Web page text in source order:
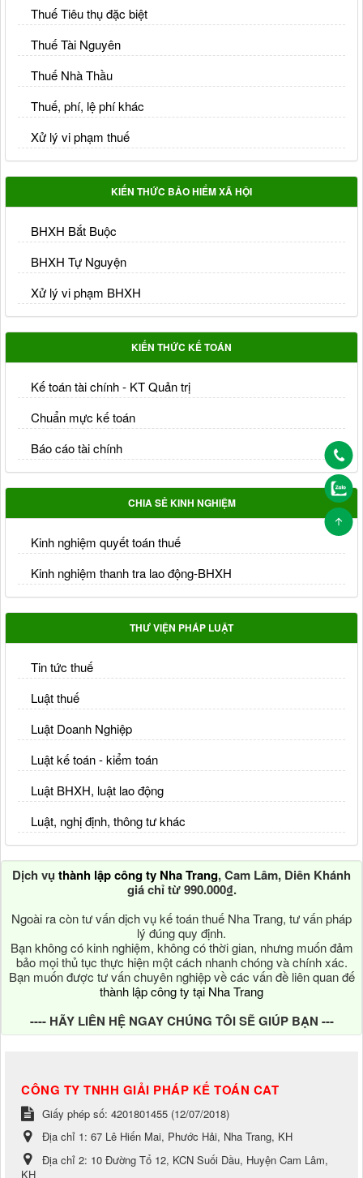
Thuế Tiêu thụ đặc biệt
Thuế Tài Nguyên
Thuế Nhà Thầu
Thuế, phí, lệ phí khác
Xử lý vi phạm thuế
KIẾN THỨC BẢO HIỂM XÃ HỘI
BHXH Bắt Buộc
BHXH Tự Nguyện
Xử lý vi phạm BHXH
KIẾN THỨC KẾ TOÁN
Kế toán tài chính - KT Quản trị
Chuẩn mực kế toán
Báo cáo tài chính
CHIA SẺ KINH NGHIỆM
Kinh nghiệm quyết toán thuế
Kinh nghiệm thanh tra lao động-BHXH
THƯ VIỆN PHÁP LUẬT
Tin tức thuế
Luật thuế
Luật Doanh Nghiệp
Luật kế toán - kiểm toán
Luật BHXH, luật lao động
Luật, nghị định, thông tư khác
Dịch vụ thành lập công ty Nha Trang, Cam Lâm, Diên Khánh
giá chỉ từ 990.000₫.
Ngoài ra còn tư vấn dịch vụ kế toán thuế Nha Trang, tư vấn pháp
lý đúng quy định.
Bạn không có kinh nghiệm, không có thời gian, nhưng muốn đảm
bảo mọi thủ tục thực hiện một cách nhanh chóng và chính xác.
Bạn muốn được tư vấn chuyên nghiệp về các vấn đề liên quan đế
thành lập công ty tại Nha Trang
---- HÃY LIÊN HỆ NGAY CHÚNG TÔI SẼ GIÚP BẠN ---
CÔNG TY TNHH GIẢI PHÁP KẾ TOÁN CAT
Giấy phép số: 4201801455 (12/07/2018)
Địa chỉ 1: 67 Lê Hiến Mai, Phước Hải, Nha Trang, KH
Địa chỉ 2: 10 Đường Tổ 12, KCN Suối Dầu, Huyện Cam Lâm,
KH